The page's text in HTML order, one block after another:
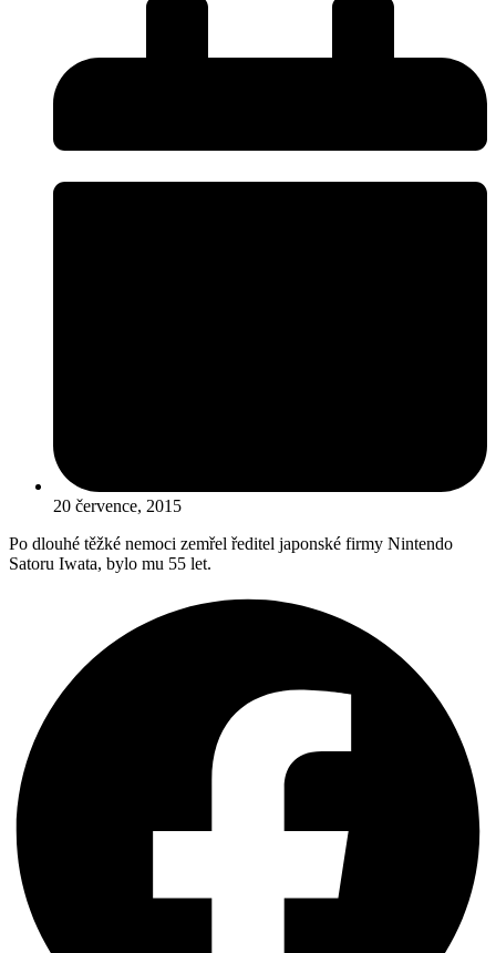
20 července, 2015
Po dlouhé těžké nemoci zemřel ředitel japonské firmy Nintendo
Satoru Iwata, bylo mu 55 let.